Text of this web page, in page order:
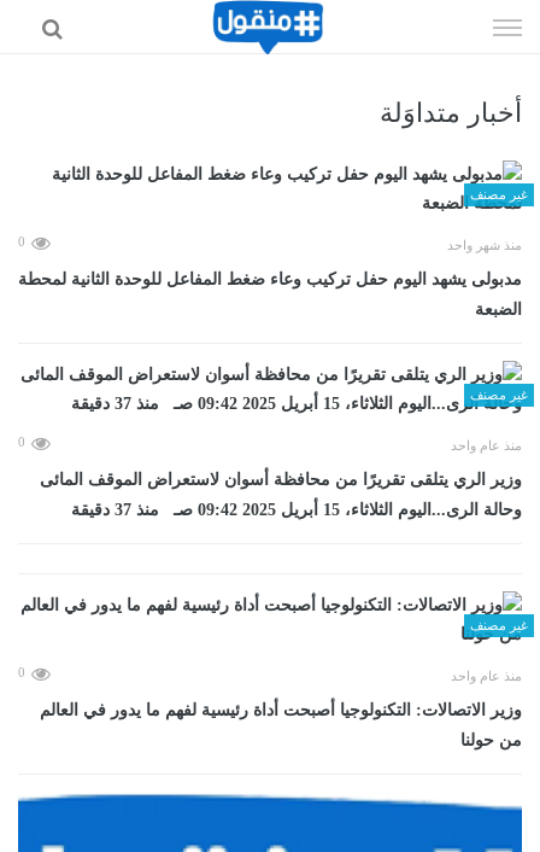
الى
أخبار متداوَلة
غير مصنف
منذ شهر واحد 0
مدبولى يشهد اليوم حفل تركيب وعاء ضغط المفاعل للوحدة الثانية لمحطة
الضبعة
غير مصنف
منذ عام واحد 0
وزير الري يتلقى تقريرًا من محافظة أسوان لاستعراض الموقف المائى
وحالة الرى...اليوم الثلاثاء، 15 أبريل 2025 09:42 صـ منذ 37 دقيقة
غير مصنف
منذ عام واحد 0
وزير الاتصالات: التكنولوجيا أصبحت أداة رئيسية لفهم ما يدور في العالم
من حولنا